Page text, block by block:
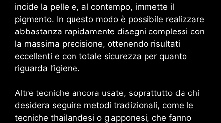
incide la pelle e, al contempo, immette il
pigmento. In questo modo è possibile realizzare
abbastanza rapidamente disegni complessi con
la massima precisione, ottenendo risultati
eccellenti e con totale sicurezza per quanto
riguarda l’igiene.
Altre tecniche ancora usate, soprattutto da chi
desidera seguire metodi tradizionali, come le
tecniche thailandesi o giapponesi, che fanno